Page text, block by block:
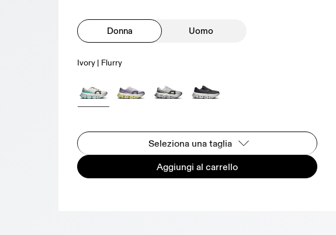
Donna Uomo
Ivory | Flurry
Seleziona una taglia
Aggiungi al carrello